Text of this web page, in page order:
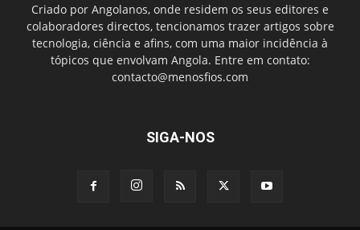
Criado por Angolanos, onde residem os seus editores e
colaboradores directos, tencionamos trazer artigos sobre
tecnologia, ciência e afins, com uma maior incidência à
tópicos que envolvam Angola. Entre em contato:
contacto@menosfios.com
SIGA-NOS